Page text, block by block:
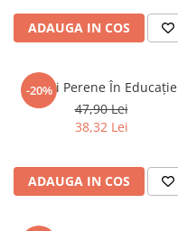
ADAUGA IN COS
-20%
Valori Perene În Educație
47,90 Lei
38,32 Lei
ADAUGA IN COS